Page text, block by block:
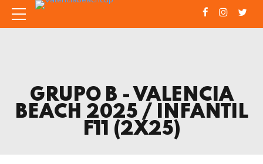
GRUPO B - VALENCIA
BEACH 2025 / INFANTIL
F11 (2X25)